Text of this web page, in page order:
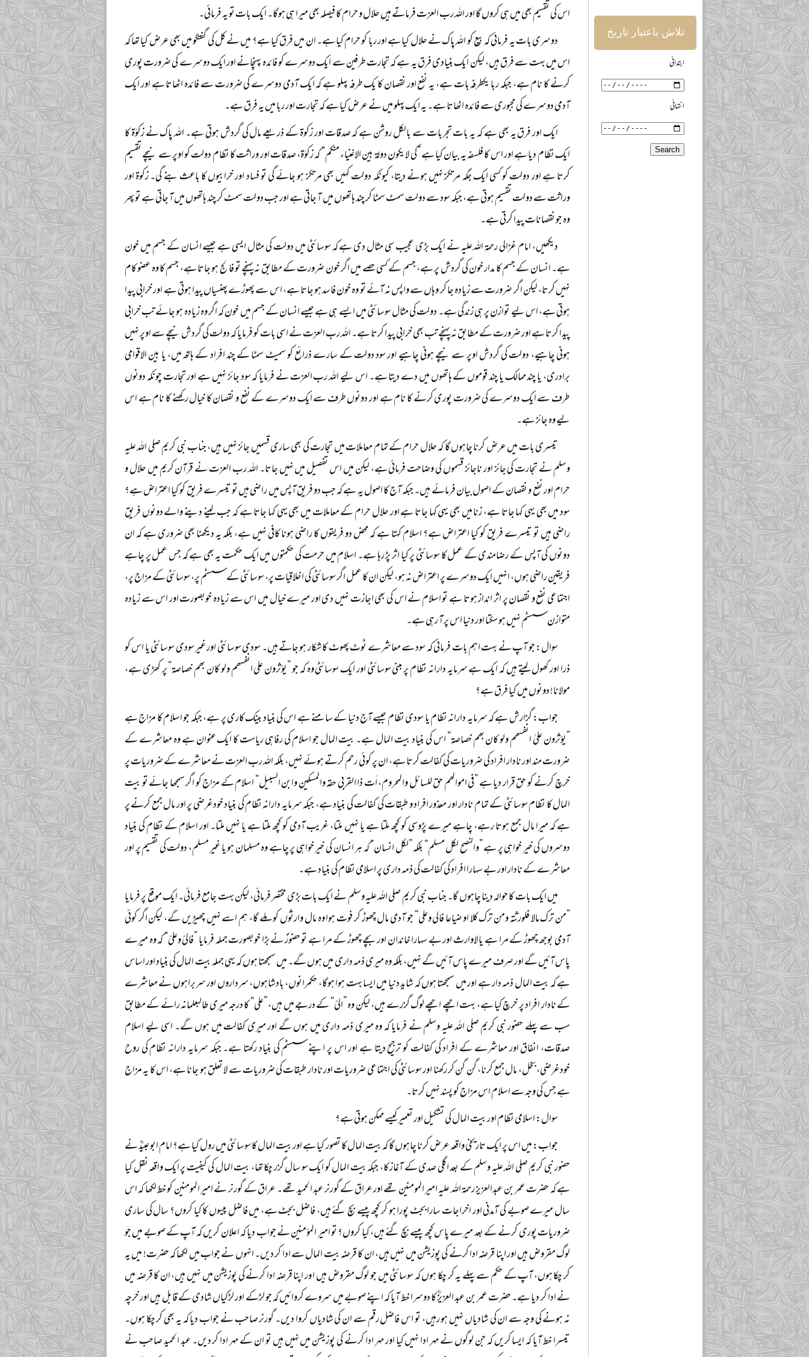
اس کی تقسیم بھی میں ہی کروں گا اور اللہ رب العزت فرماتے ہیں حلال و حرام کا فیصلہ بھی میرا ہی ہوگا۔ ایک بات تو یہ فرمائی۔
دوسری بات یہ فرمائی کہ بیع کو اللہ پاک نے حلال کیا ہے اور ربا کو حرام کیا ہے۔ ان میں فرق کیا ہے؟ میں نے کل کی گفتگو میں بھی عرض کیا تھا کہ
اس میں بہت سے فرق ہیں، لیکن ایک بنیادی فرق یہ ہے کہ تجارت طرفین سے ایک دوسرے کو فائدہ پہنچانے اور ایک دوسرے کی ضرورت پوری
کرنے کا نام ہے، جبکہ ربا یکطرفہ بات ہے، یہ نفع اور نقصان کا یک طرفہ پہلو ہے کہ ایک آدمی دوسرے کی ضرورت سے فائدہ اٹھاتا ہے اور ایک
آدمی دوسرے کی مجبوری سے فائدہ اٹھاتا ہے۔ یہ ایک پہلو میں نے عرض کیا ہے کہ تجارت اور ربا میں یہ فرق ہے۔
ایک اور فرق یہ بھی ہے کہ یہ بات تجربات سے بالکل روشن ہے کہ صدقات اور زکوۃ کے ذریعے مال کی گردش ہوتی ہے۔ اللہ پاک نے زکوٰۃ کا
ایک نظام دیا ہے اور اس کا فلسفہ یہ بیان کیا ہے ”کی لا یکون دولۃ بین الاغنیاء منکم“ کہ زکوٰۃ، صدقات اور وراثت کا نظام دولت کو اوپر سے نیچے تقسیم
کرتا ہے اور دولت کو کسی ایک جگہ مرتکز نہیں ہونے دیتا، کیونکہ دولت کہیں بھی مرتکز ہو جائے گی تو فساد اور خرابیوں کا باعث بنے گی۔ زکوۃ اور
وراثت سے دولت تقسیم ہوتی ہے، جبکہ سود سے دولت سمٹ سمٹا کر چند ہاتھوں میں آ جاتی ہے اور جب دولت سمٹ کر چند ہاتھوں میں آ جاتی ہے تو پھر
وہ جو نقصانات پیدا کرتی ہے۔
دیکھیں، امام غزالی رحمۃ اللہ علیہ نے ایک بڑی عجیب سی مثال دی ہے کہ سوسائٹی میں دولت کی مثال ایسی ہے جیسے انسان کے جسم میں خون
ہے۔ انسان کے جسم کا مدار خون کی گردش پر ہے، جسم کے کسی حصے میں اگر خون ضرورت کے مطابق نہ پہنچے تو فالج ہو جاتا ہے، جسم کا وہ عضو کام
نہیں کرتا، لیکن اگر ضرورت سے زیادہ جا کر وہاں سے واپس نہ آئے تو وہ خون فاسد ہو جاتا ہے، اس سے پھوڑے پھنسیاں پیدا ہوتی ہے اور خرابی پیدا
ہوتی ہے، اس لیے توازن پر ہی زندگی ہے۔ دولت کی مثال سوسائٹی میں ایسے ہی ہے جیسے انسان کے جسم میں خون کہ اگر وہ زیادہ ہو جائے تب خرابی
پیدا کرتا ہے اور ضرورت کے مطابق نہ پہنچے تب بھی خرابی پیدا کرتا ہے۔ اللہ رب العزت نے اسی بات کو فرمایا کہ دولت کی گردش نیچے سے اوپر نہیں
ہونی چاہیے، دولت کی گردش اوپر سے نیچے ہونی چاہیے اور سود دولت کے سارے ذرائع کو سمیٹ سمٹا کے چند افراد کے ہاتھ میں، یا بین الاقوامی
برادری، یا چند ممالک یا چند قوموں کے ہاتھوں میں دے دیتا ہے۔ اس لیے اللہ رب العزت نے فرمایا کہ سود جائز نہیں ہے اور تجارت چونکہ دونوں
طرف سے ایک دوسرے کی ضرورت پوری کرنے کا نام ہے اور دونوں طرف سے ایک دوسرے کے نفع و نقصان کا خیال رکھنے کا نام ہے اس
لیے وہ جائز ہے۔
تیسری بات میں عرض کرنا چاہوں گا کہ حلال حرام کے تمام معاملات میں تجارت کی بھی ساری قسمیں جائز نہیں ہیں، جناب نبی کریم صلی اللہ علیہ
وسلم نے تجارت کی جائز اور ناجائز قسموں کی وضاحت فرمائی ہے، لیکن میں اس تفصیل میں نہیں جاتا۔ اللہ رب العزت نے قرآن کریم میں حلال و
حرام اور نفع و نقصان کے اصول بیان فرمائے ہیں۔ جبکہ آج کا اصول یہ ہے کہ جب دو فریق آپس میں راضی ہیں تو تیسرے فریق کو کیا اعتراض ہے؟
سود میں بھی یہی کہا جاتا ہے، زنا میں بھی یہی کہا جاتا ہے اور حلال حرام کے معاملات میں بھی یہی کہا جاتا ہے کہ جب لینے دینے والے دونوں فریق
راضی ہیں تو تیسرے فریق کو کیا اعتراض ہے؟ اسلام کہتا ہے کہ محض دو فریقوں کا راضی ہونا کافی نہیں ہے، بلکہ یہ دیکھنا بھی ضروری ہے کہ ان
دونوں کی آپس کے رضامندی کے عمل کا سوسائٹی پر کیا اثر پڑ رہا ہے۔ اسلام میں حرمت کی حکمتوں میں ایک حکمت یہ بھی ہے کہ جس عمل پر چاہے
فریقین راضی ہوں، انہیں ایک دوسرے پر اعتراض نہ ہو، لیکن ان کا عمل اگر سوسائٹی کی اخلاقیات پر، سوسائٹی کے سسٹم پر، سوسائٹی کے مزاج پر،
اجتماعی نفع و نقصان پر اثر انداز ہوتا ہے تو اسلام نے اس کی بھی اجازت نہیں دی اور میرے خیال میں اس سے زیادہ خوبصورت اور اس سے زیادہ
متوازن سسٹم نہیں ہو سکتا اور دنیا اس پر آ رہی ہے۔
سوال: جو آپ نے بہت اہم بات فرمائی کہ سود سے معاشرے ٹوٹ پھوٹ کا شکار ہو جاتے ہیں۔ سودی سوسائٹی اور غیر سودی سوسائٹی یا اس کو
ذرا اور کھول لیتے ہیں کہ ایک ہے سرمایہ دارانہ نظام پر مبنی سوسائٹی اور ایک سوسائٹی وہ کہ جو ”یؤثرون علی انفسھم ولو کان بھم خصاصۃ“ پر کھڑی ہے،
مولانا! دونوں میں کیا فرق ہے؟
جواب: گزارش ہے کہ سرمایہ دارانہ نظام یا سودی نظام جیسے آج دنیا کے سامنے ہے اس کی بنیاد بینک کاری پر ہے، جبکہ جو اسلام کا مزاج ہے
”یؤثرون علیٰ انفسھم ولو کان بھم خصاصۃ“ اس کی بنیاد بیت المال ہے۔ بیت المال جو اسلام کی رفاہی ریاست کا ایک عنوان ہے وہ معاشرے کے
ضرورت مند اور نادار افراد کی ضروریات کی کفالت کرتا ہے، ان پر کوئی رحم کرتے ہوئے نہیں، بلکہ اللہ رب العزت نے معاشرے کے ضروریات پر
خرچ کرنے کو حق قرار دیا ہے ”فی اموالھم حق للسائل والمحروم، اٰت ذا القربی حقہ والمسکین وابن السبیل“ اسلام کے مزاج کو اگر سمجھا جائے تو بیت
المال کا نظام سوسائٹی کے تمام نادار اور معذور افراد و طبقات کی کفالت کی بنیاد ہے، جبکہ سرمایہ دارانہ نظام کی بنیاد خودغرضی پر اور مال جمع کرنے پر
ہے کہ میرا مال جمع ہوتا رہے، چاہے میرے پڑوسی کو کچھ ملتا ہے یا نہیں ملتا، غریب آدمی کو کچھ ملتا ہے یا نہیں ملتا۔ اور اسلام کے نظام کی بنیاد
دوسروں کی خیر خواہی پر ہے ”والنصح لکل مسلم“ بلکہ ”لکل انسان“ کہ ہر انسان کی خیر خواہی پر چاہے وہ مسلمان ہو یا غیر مسلم، دولت کی تقسیم پر اور
معاشرے کے نادار اور بے سہارا افراد کی کفالت کی ذمہ داری پر اسلامی نظام کی بنیاد ہے۔
میں ایک بات کا حوالہ دینا چاہوں گا۔ جناب نبی کریم صلی اللہ علیہ وسلم نے ایک بات بڑی مختصر فرمائی، لیکن بہت جامع فرمائی۔ ایک موقع پر فرمایا
”من ترک مالا فلورثتہ ومن ترک کلا او ضیاعا فالی وعلی“ جو آدمی مال چھوڑ کر فوت ہوا وہ مال وارثوں کو ملے گا، ہم اسے نہیں چھیڑیں گے، لیکن اگر کوئی
آدمی بوجھ چھوڑ کے مرا ہے یا لاوارث اور بے سہارا خاندان اور بچے چھوڑ کے مرا ہے تو حضورؐ نے بڑا خوبصورت جملہ فرمایا ”فالیّ وعلیّ“ کہ وہ میرے
پاس آئیں گے اور صرف میرے پاس آئیں گے نہیں، بلکہ وہ میری ذمہ داری میں ہوں گے۔ میں سمجھتا ہوں کہ یہی جملہ بیت المال کی بنیاد اور اساس
ہے کہ بیت المال ذمہ دار ہے اور میں سمجھتا ہوں کہ شاید دنیا میں ایسا بہت ہوا ہوگا، حکمرانوں، بادشاہوں، سرداروں اور سربراہوں نے معاشرے
کے نادار افراد پر خرچ کیا ہے، بہت اچھے اچھے لوگ گزرے ہیں، لیکن وہ ”الیّ“ کے درجے میں ہیں، ”علی“ کا درجہ میری طالبعلمانہ رائے کے مطابق
سب سے پہلے حضور نبی کریم صلی اللہ علیہ وسلم نے فرمایا کہ وہ میری ذمہ داری میں ہوں گے اور میری کفالت میں ہوں گے۔ اسی لیے اسلام
صدقات، انفاق اور معاشرے کے افراد کی کفالت کو ترجیح دیتا ہے اور اس پر اپنے سسٹم کی بنیاد رکھتا ہے۔ جبکہ سرمایہ دارانہ نظام کی روح
خودغرضی، بخل، مال جمع کرنا، گن گن کر رکھنا اور سوسائٹی کی اجتماعی ضروریات اور نادار طبقات کی ضروریات سے لا تعلق ہو جانا ہے، اس کا یہ مزاج
ہے جس کی وجہ سے اسلام اس مزاج کو پسند نہیں کرتا۔
سوال: اسلامی نظام اور بیت المال کی تشکیل اور تعمیر کیسے ممکن ہوتی ہے؟
جواب: میں اس پر ایک تاریخی واقعہ عرض کرنا چاہوں گا کہ بیت المال کا تصور کیا ہے اور بیت المال کا سوسائٹی میں رول کیا ہے؟ امام ابو عبیدؒ نے
حضور نبی کریم صلی اللہ علیہ وسلم کے بعد اگلی صدی کے آغاز کا، جبکہ بیت المال کو ایک سو سال گزر چکا تھا، بیت المال کی کیفیت پر ایک واقعہ نقل کیا
ہے کہ حضرت عمر بن عبدالعزیز رحمۃ اللہ علیہ امیر المومنین تھے اور عراق کے گورنر عبد الحمید تھے۔ عراق کے گورنر نے امیر المومنین کو خط لکھا کہ اس
سال میرے صوبے کی آمدنی اور اخراجات سارا بجٹ پورا ہو کر کچھ پیسے بچ گئے ہیں، فاضل بجٹ ہے، میں فاضل پیسوں کا کیا کروں؟ سال کی ساری
ضروریات پوری کرنے کے بعد میرے پاس کچھ پیسے بچ گئے ہیں، کیا کروں؟ تو امیر المؤمنین نے جواب دیا کہ اعلان کریں کہ آپ کے صوبے میں جو
لوگ مقروض ہیں اور اپنا قرضہ ادا کرنے کی پوزیشن میں نہیں ہیں، ان کا قرضہ بیت المال سے ادا کر دیں۔ انہوں نے جواب میں لکھا کہ حضرت! میں یہ
کر چکا ہوں، آپ کے حکم سے پہلے یہ کر چکا ہوں کہ سوسائٹی میں جو لوگ مقروض ہیں ا ور اپنا قرضہ ادا کرنے کی پوزیشن میں نہیں ہیں، ان کا قرضہ میں
نے ادا کر دیا ہے۔ حضرت عمر بن عبد العزیزؒ کا دوسرا خط آیا کہ اپنے صوبے میں سروے کروائیں کہ جو لڑکے اور لڑکیاں شادی کے قابل ہیں اور خرچہ
نہ ہونے کی وجہ سے ان کی شادیاں نہیں ہو رہیں، تو اس فاضل رقم سے ان کی شادیاں کروا دیں۔ گورنر صاحب نے جواب دیا کہ یہ بھی کر چکا ہوں۔
تیسرا خط آیا کہ ایسا کریں کہ جن لوگوں نے مہر ادا نہیں کیا اور مہر ادا کرنے کی پوزیشن میں نہیں ہیں تو ان کے مہر ادا کر دیں۔ عبد الحمید صاحب نے
تلاش باعتبار تاریخ
ابتدائی
انتہائی